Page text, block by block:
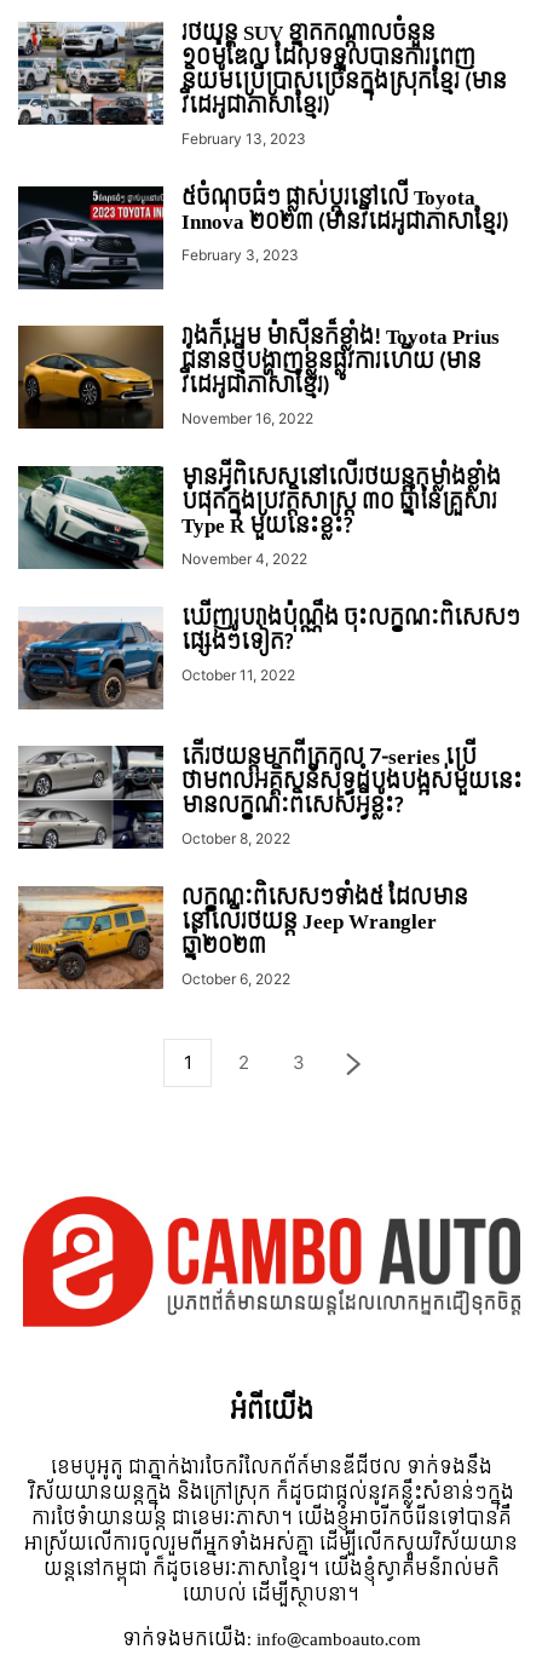
រថយន្ត SUV ខ្នាតកណ្តាលចំនួន
១០ម៉ូឌែល ដែលទទួលបានការពេញ
និយមប្រើប្រាស់ច្រើនក្នុងស្រុកខ្មែរ (មាន
វីដេអូជាភាសាខ្មែរ)
February 13, 2023
៥ចំណុចធំៗ ផ្លាស់ប្តូរនៅលើ Toyota
Innova ២០២៣ (មានវីដេអូជាភាសាខ្មែរ)
February 3, 2023
រាងក៏អេម ម៉ាស៊ីនក៏ខ្លាំង! Toyota Prius
ជំនាន់ថ្មីបង្ហាញខ្លួនផ្លូវការហើយ (មាន
វីដេអូជាភាសាខ្មែរ)
November 16, 2022
មានអ្វីពិសេសនៅលើរថយន្តកម្លាំងខ្លាំង
បំផុតក្នុងប្រវត្តិសាស្ត្រ ៣០ ឆ្នាំនៃគ្រួសារ
Type R មួយនេះខ្លះ?
November 4, 2022
ឃើញរូបរាងប៉ុណ្ណឹង ចុះលក្ខណៈពិសេសៗ
ផ្សេងៗទៀត?
October 11, 2022
តើរថយន្តមកពីត្រកូល 7-series ប្រើ
ថាមពលអគ្គិសនីសុទ្ធដំបូងបង្អស់មួយនេះ
មានលក្ខណៈពិសេសអ្វីខ្លះ?
October 8, 2022
លក្ខណៈពិសេសៗទាំង៥ ដែលមាន
នៅលើរថយន្ត Jeep Wrangler
ឆ្នាំ២០២៣
October 6, 2022
1 2 3
អំពី​យើង
ខេមបូអូតូ ជាភ្នាក់ងារចែករំលែកព័ត៍មានឌីជីថល ទាក់ទងនឹង
វិស័យយានយន្តក្នុង និងក្រៅស្រុក ក៏ដូចជាផ្តល់នូវគន្លឹះសំខាន់ៗក្នុង
ការថែទំាយានយន្ត ជាខេមរៈភាសា។ យើងខ្ញុំអាចរីកចំរើនទៅបានគឺ
អាស្រ័យលើការចូលរួមពីអ្នកទាំងអស់គ្នា ដើម្បីលើកស្ទួយវិស័យយាន
យន្តនៅកម្ពុជា ក៏ដូចខេមរៈភាសាខ្មែរ។ យើងខ្ញុំស្វាគមន៌រាល់មតិ
យោបល់ ដើម្បីស្ថាបនា។
ទាក់ទង​មក​យើង:info@camboauto.com